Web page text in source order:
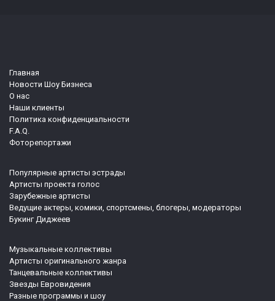
Главная
Новости Шоу Бизнеса
О нас
Наши клиенты
Политика конфиденциальности
F.A.Q.
Фоторепортажи
Популярные артисты эстрады
Артисты проекта голос
Зарубежные артисты
Ведущие актеры, комики, спортсмены, блогеры, модераторы
Букинг Диджеев
Музыкальные коллективы
Артисты оригинального жанра
Танцевальные коллективы
Звезды Евровидения
Разные программы и шоу